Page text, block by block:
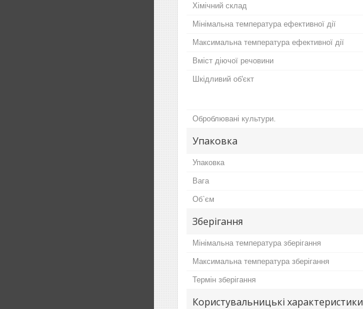
Хімічний склад
Мінімальна температура ефективної дії
Максимальна температура ефективної дії
Вміст діючої речовини
Шкідливий об'єкт
Оброблювані культури.
Упаковка
Упаковка
Вага
Об`єм
Зберігання
Мінімальна температура зберігання
Максимальна температура зберігання
Термін зберігання
Користувальницькі характеристики